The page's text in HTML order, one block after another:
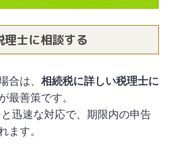
士に相談する
合は、 相続税に詳しい税理士に
最善策です。
迅速な対応で、期限内の申告
ます。